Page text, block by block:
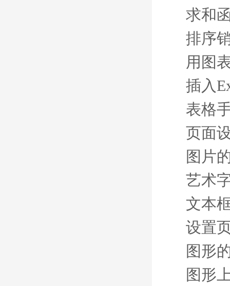
求和
排序
用图
插入
表格
页面
图片
艺术
文本
设置
图形
图形